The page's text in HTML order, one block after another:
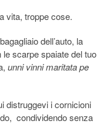
vita, troppe cose.
dell’auto, la
le scarpe spaiate del tuo
unni vinni maritata pe
distruggevi i cornicioni
condividendo senza